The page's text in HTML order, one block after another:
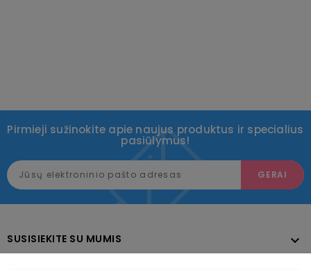
Pirmieji sužinokite apie naujus produktus ir specialius
pasiūlymus!
SUSISIEKITE SU MUMIS 